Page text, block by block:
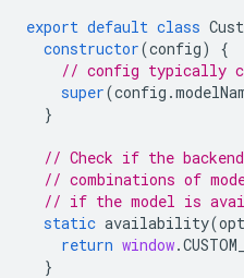
export default class
constructor(config)
{
// config typically
super(config .
}
// Check if the
// combinations of
// if the model is
static availability(
return window.
}